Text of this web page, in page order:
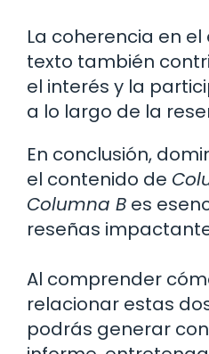
La coherencia en el
texto también
el interés y la
a lo largo de la
En conclusión,
el contenido de
Columna B es
reseñas
Al comprender
relacionar estas
podrás generar